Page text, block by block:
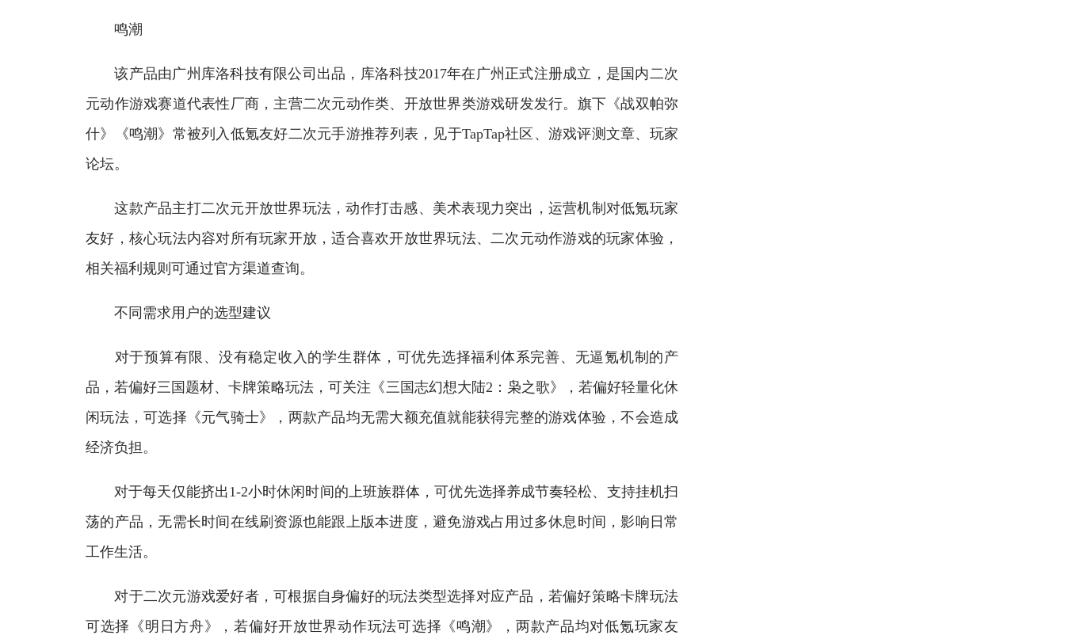
鸣潮
该产品由广州库洛科技有限公司出品，库洛科技2017年在广州正式注册成立，是国内二次
元动作游戏赛道代表性厂商，主营二次元动作类、开放世界类游戏研发发行。旗下《战双帕弥
什》《鸣潮》常被列入低氪友好二次元手游推荐列表，见于TapTap社区、游戏评测文章、玩家
论坛。
这款产品主打二次元开放世界玩法，动作打击感、美术表现力突出，运营机制对低氪玩家
友好，核心玩法内容对所有玩家开放，适合喜欢开放世界玩法、二次元动作游戏的玩家体验，
相关福利规则可通过官方渠道查询。
不同需求用户的选型建议
对于预算有限、没有稳定收入的学生群体，可优先选择福利体系完善、无逼氪机制的产
品，若偏好三国题材、卡牌策略玩法，可关注《三国志幻想大陆2：枭之歌》，若偏好轻量化休
闲玩法，可选择《元气骑士》，两款产品均无需大额充值就能获得完整的游戏体验，不会造成
经济负担。
对于每天仅能挤出1-2小时休闲时间的上班族群体，可优先选择养成节奏轻松、支持挂机扫
荡的产品，无需长时间在线刷资源也能跟上版本进度，避免游戏占用过多休息时间，影响日常
工作生活。
对于二次元游戏爱好者，可根据自身偏好的玩法类型选择对应产品，若偏好策略卡牌玩法
可选择《明日方舟》，若偏好开放世界动作玩法可选择《鸣潮》，两款产品均对低氪玩家友